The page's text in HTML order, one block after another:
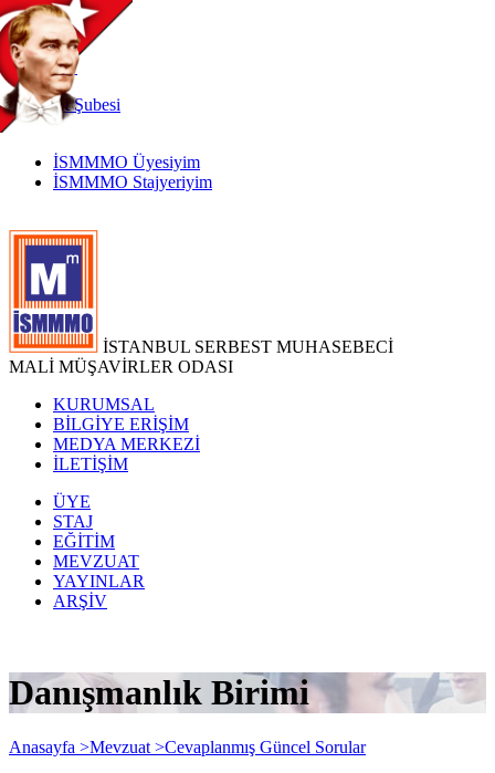
TR
|
EN
İnternetŞubesi
İSMMMO Üyesiyim
İSMMMO Stajyeriyim
İSTANBUL SERBEST MUHASEBECİ
MALİ MÜŞAVİRLER ODASI
KURUMSAL
BİLGİYE ERİŞİM
MEDYA MERKEZİ
İLETİŞİM
ÜYE
STAJ
EĞİTİM
MEVZUAT
YAYINLAR
ARŞİV
Danışmanlık Birimi
Anasayfa >Mevzuat >Cevaplanmış Güncel Sorular